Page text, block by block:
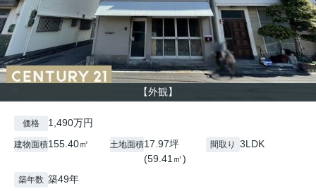
【外観】
価格 1,490万円
建物面積155.40㎡ 土地面積17.97坪
(59.41㎡)
間取り 3LDK
築年数 築49年